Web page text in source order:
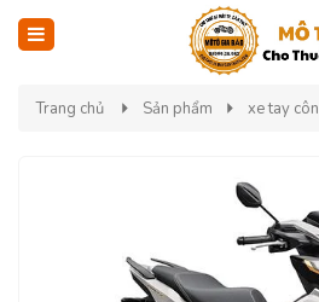
Trang chủ Sản phẩm xe tay côn